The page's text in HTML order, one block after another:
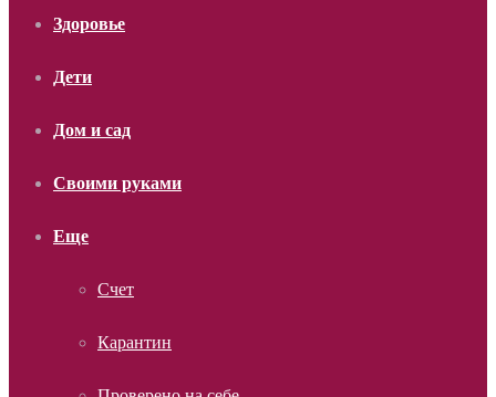
Здоровье
Дети
Дом и сад
Своими руками
Еще
Счет
Карантин